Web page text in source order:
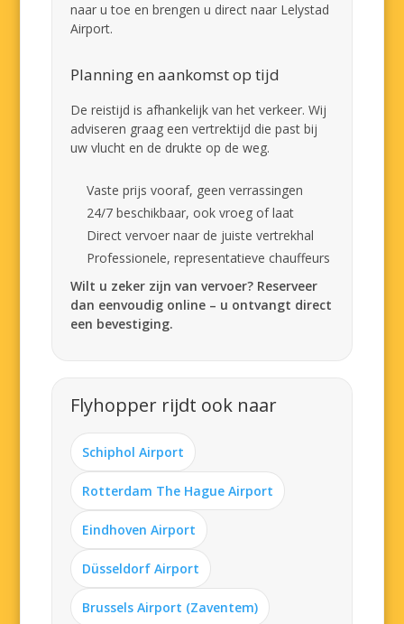
naar u toe en brengen u direct naar Lelystad
Airport.
Planning en aankomst op tijd
De reistijd is afhankelijk van het verkeer. Wij
adviseren graag een vertrektijd die past bij
uw vlucht en de drukte op de weg.
Vaste prijs vooraf, geen verrassingen
24/7 beschikbaar, ook vroeg of laat
Direct vervoer naar de juiste vertrekhal
Professionele, representatieve chauffeurs
Wilt u zeker zijn van vervoer? Reserveer
dan eenvoudig online – u ontvangt direct
een bevestiging.
Flyhopper rijdt ook naar
Schiphol Airport
Rotterdam The Hague Airport
Eindhoven Airport
Düsseldorf Airport
Brussels Airport (Zaventem)